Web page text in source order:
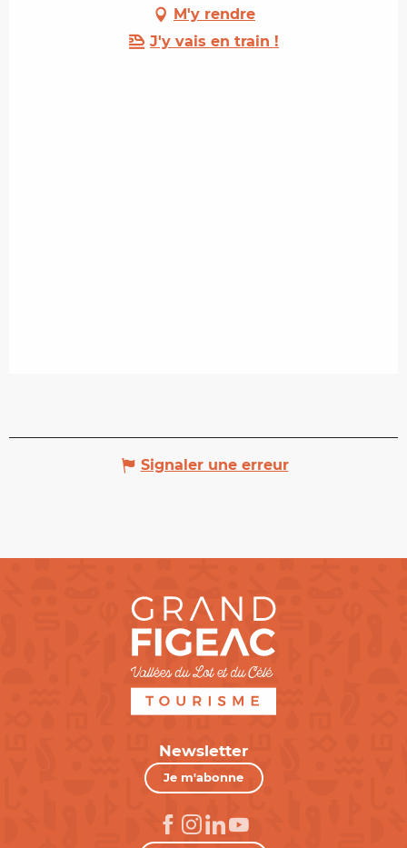
M'y rendre
J'y vais en train !
Signaler une erreur
Newsletter
Je m'abonne